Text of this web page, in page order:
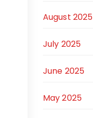
August 2025
July 2025
June 2025
May 2025